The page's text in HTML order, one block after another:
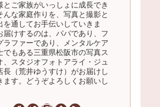
とご家族がいっしょに成長でき
んな家庭作りを、写真と撮影と
を通してお手伝いしていきま
届けするのは、パパであり、フ
ラファーであり、メンタルケア
でもある三重県松阪市の写真ス
、スタジオフォトアライ・ジュ
長（荒井ゆうすけ）がお届けし
ます。どうぞよろしくお願いし